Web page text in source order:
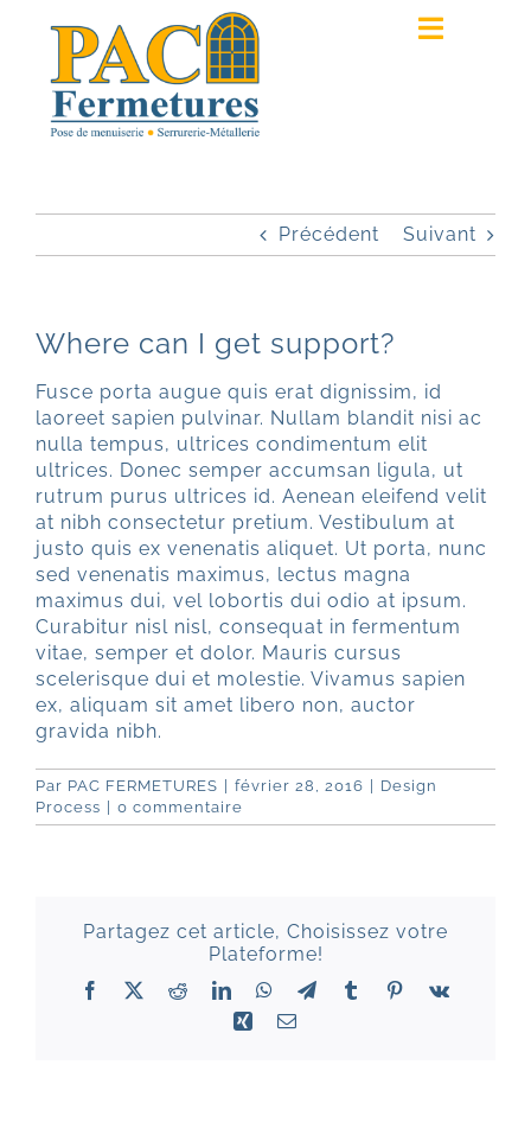
contenu
Toggle
ACCUEIL
RÉALISATIONS
DEVIS
Précédent Suivant
Where can I get support?
Fusce porta augue quis erat dignissim, id
laoreet sapien pulvinar. Nullam blandit nisi ac
nulla tempus, ultrices condimentum elit
ultrices. Donec semper accumsan ligula, ut
rutrum purus ultrices id. Aenean eleifend velit
at nibh consectetur pretium. Vestibulum at
justo quis ex venenatis aliquet. Ut porta, nunc
sed venenatis maximus, lectus magna
maximus dui, vel lobortis dui odio at ipsum.
Curabitur nisl nisl, consequat in fermentum
vitae, semper et dolor. Mauris cursus
scelerisque dui et molestie. Vivamus sapien
ex, aliquam sit amet libero non, auctor
gravida nibh.
Par PAC FERMETURES | février 28, 2016 | Design
Process | 0 commentaire
Partagez cet article, Choisissez votre
Plateforme!
Facebook Reddit LinkedInWhatsAppTelegram
TumblrPinterest
Xing